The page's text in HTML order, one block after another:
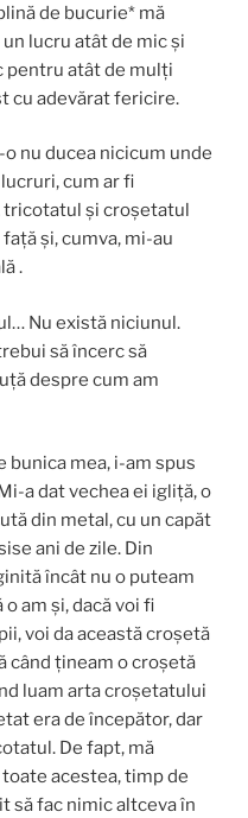
de bucurie* mă
lucru atât de mic și
pentru atât de mulți
cu adevărat fericire.
nu ducea nicicum unde
cum ar fi
tricotatul și croșetatul
și, cumva, mi-au
.
Nu există niciunul.
să încerc să
despre cum am
bunica mea, i-am spus
a dat vechea ei igliță, o
din metal, cu un capăt
ani de zile. Din
încât nu o puteam
am și, dacă voi fi
voi da această croșetă
când țineam o croșetă
luam arta croșetatului
era de începător, dar
De fapt, mă
acestea, timp de
să fac nimic altceva în